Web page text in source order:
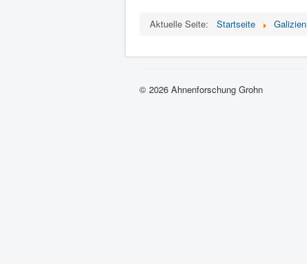
Aktuelle Seite: Startseite Galizien
© 2026 Ahnenforschung Grohn